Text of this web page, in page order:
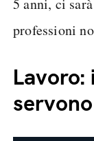
5 anni, ci
professioni